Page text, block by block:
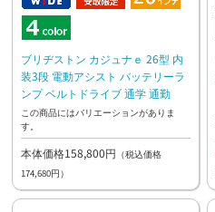
ブリヂストン カジュナｅ 26型 内
装3段 電動アシスト バッテリーラ
ンプ ベルトドライブ 通学 通勤
この商品にはバリエーションがありま
す。
本体価格158,800円 （税込価格
174,680円）